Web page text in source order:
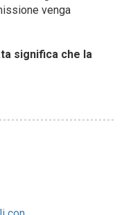
venga
significa che la